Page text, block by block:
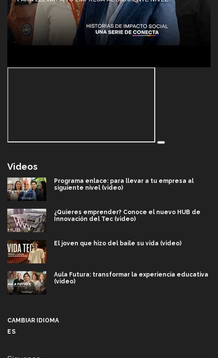
Videos
Programa enlace: para llevar a tu empresa al
siguiente nivel (video)
¿Quieres emprender? Conoce el nuevo HUB de
Innovación del Tec (video)
El joven que hizo del baile su vida (video)
Aula Futura: transformar la experiencia educativa
(video)
CAMBIAR IDIOMA
ES